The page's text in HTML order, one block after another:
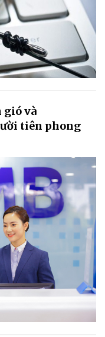
gió và
tiên phong